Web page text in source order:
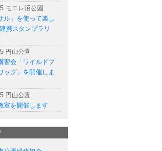
モエレ沼公園
ル」を使って楽し
携スタンプラリ
円山公園
習会「ワイルドフ
ッグ」を開催しま
円山公園
室を開催します